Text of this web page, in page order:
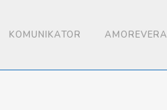
KOMUNIKATOR AMOREVERA